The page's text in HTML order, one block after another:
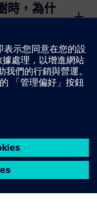
時，為什
是什麼？